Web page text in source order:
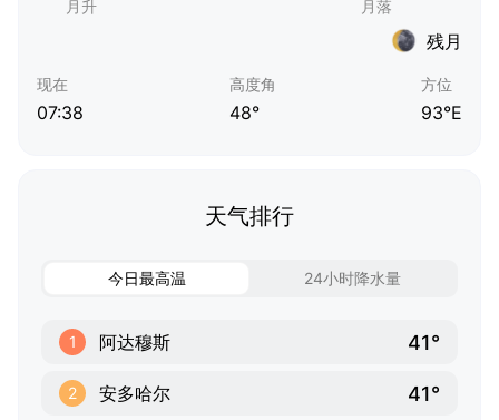
残月
现在
07:38
高度角
48°
方位
93°E
天气排行
今日最高温 24小时降水量
1 阿达穆斯 41°
2 安多哈尔 41°